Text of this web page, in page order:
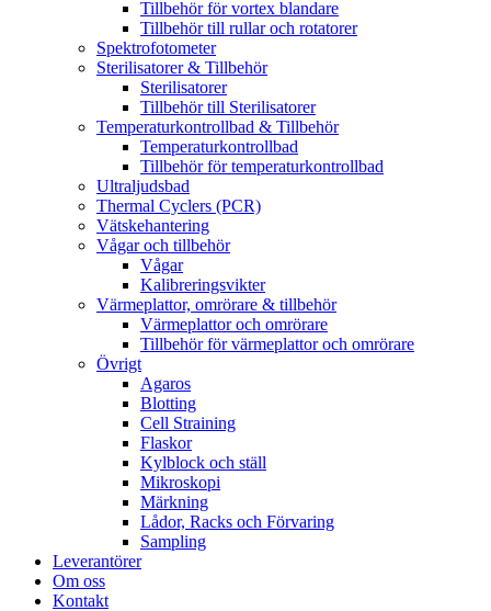
Tillbehör för vortex blandare
Tillbehör till rullar och rotatorer
Spektrofotometer
Sterilisatorer & Tillbehör
Sterilisatorer
Tillbehör till Sterilisatorer
Temperaturkontrollbad & Tillbehör
Temperaturkontrollbad
Tillbehör för temperaturkontrollbad
Ultraljudsbad
Thermal Cyclers (PCR)
Vätskehantering
Vågar och tillbehör
Vågar
Kalibreringsvikter
Värmeplattor, omrörare & tillbehör
Värmeplattor och omrörare
Tillbehör för värmeplattor och omrörare
Övrigt
Agaros
Blotting
Cell Straining
Flaskor
Kylblock och ställ
Mikroskopi
Märkning
Lådor, Racks och Förvaring
Sampling
Leverantörer
Om oss
Kontakt